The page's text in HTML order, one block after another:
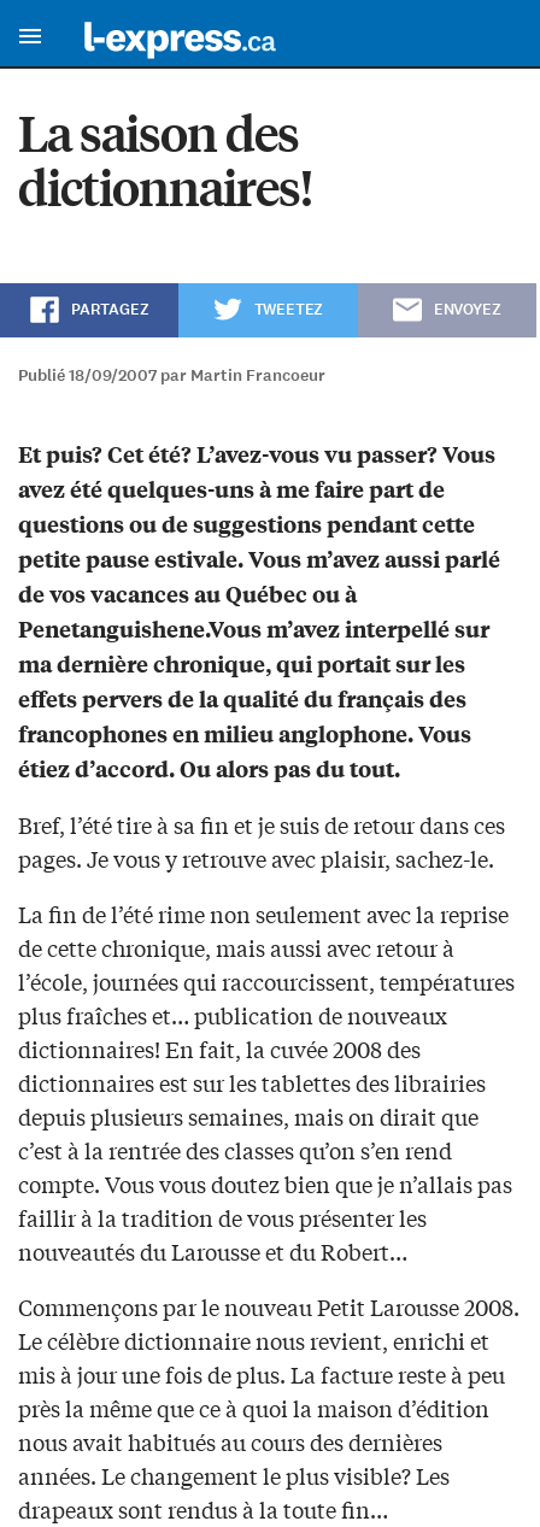
La saison des
dictionnaires!
PARTAGEZ TWEETEZ ENVOYEZ
Publié 18/09/2007 par Martin Francoeur
Et puis? Cet été? L’avez-vous vu passer? Vous
avez été quelques-uns à me faire part de
questions ou de suggestions pendant cette
petite pause estivale. Vous m’avez aussi parlé
de vos vacances au Québec ou à
Penetanguishene.Vous m’avez interpellé sur
ma dernière chronique, qui portait sur les
effets pervers de la qualité du français des
francophones en milieu anglophone. Vous
étiez d’accord. Ou alors pas du tout.
Bref, l’été tire à sa fin et je suis de retour dans ces
pages. Je vous y retrouve avec plaisir, sachez-le.
La fin de l’été rime non seulement avec la reprise
de cette chronique, mais aussi avec retour à
l’école, journées qui raccourcissent, températures
plus fraîches et… publication de nouveaux
dictionnaires! En fait, la cuvée 2008 des
dictionnaires est sur les tablettes des librairies
depuis plusieurs semaines, mais on dirait que
c’est à la rentrée des classes qu’on s’en rend
compte. Vous vous doutez bien que je n’allais pas
faillir à la tradition de vous présenter les
nouveautés du Larousse et du Robert…
Commençons par le nouveau Petit Larousse 2008.
Le célèbre dictionnaire nous revient, enrichi et
mis à jour une fois de plus. La facture reste à peu
près la même que ce à quoi la maison d’édition
nous avait habitués au cours des dernières
années. Le changement le plus visible? Les
drapeaux sont rendus à la toute fin…